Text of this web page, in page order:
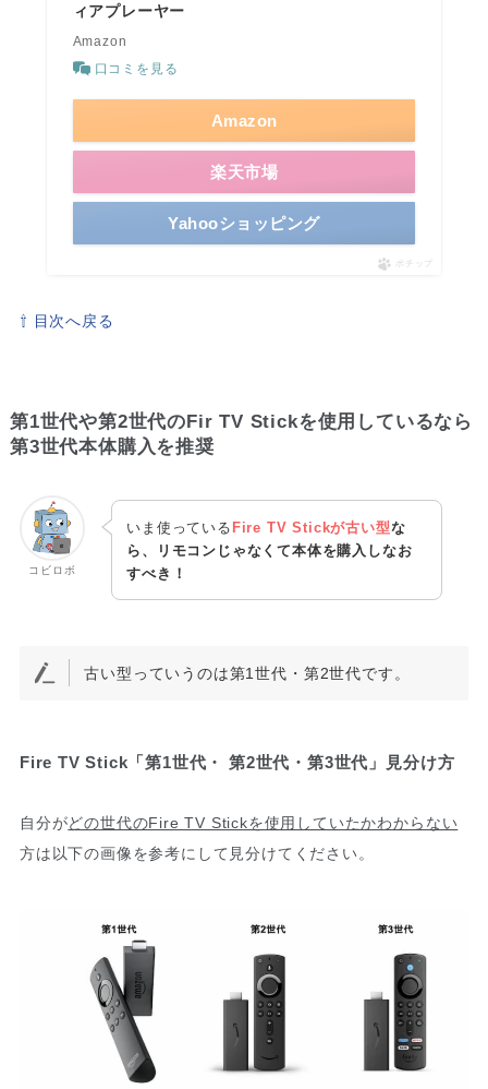
ィアプレーヤー
Amazon
口コミを見る
Amazon
楽天市場
Yahooショッピング
ポチップ
⇧ 目次へ戻る
第1世代や第2世代のFir TV Stickを使用しているなら
第3世代本体購入を推奨
コビロボ
いま使っている Fire TV Stickが古い型な
ら、リモコンじゃなくて本体を購入しなお
すべき！
古い型っていうのは第1世代・第2世代です。
Fire TV Stick「第1世代・ 第2世代・第3世代」見分け方
自分がどの世代のFire TV Stickを使用していたかわからない
方は以下の画像を参考にして見分けてください。